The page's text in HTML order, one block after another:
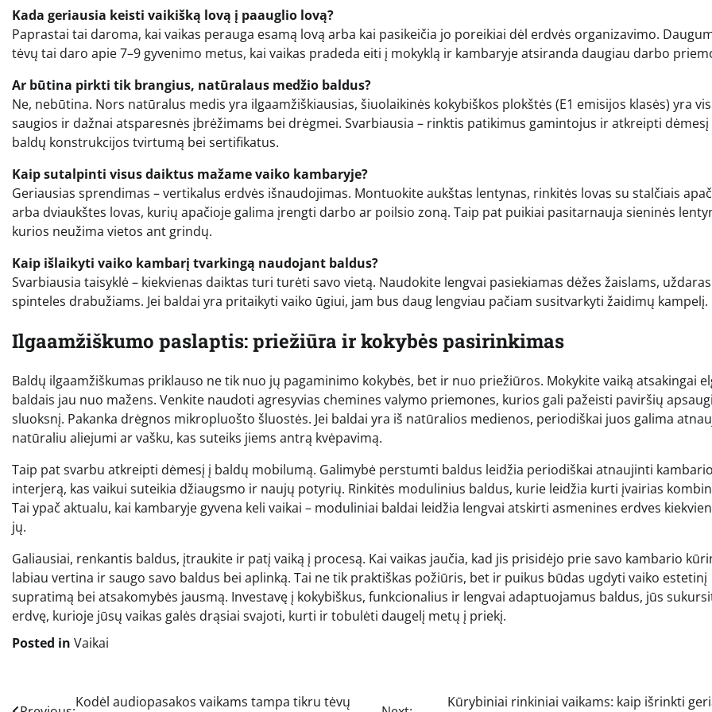
Kada geriausia keisti vaikišką lovą į paauglio lovą?
Paprastai tai daroma, kai vaikas perauga esamą lovą arba kai pasikeičia jo poreikiai dėl erdvės organizavimo.
tėvų tai daro apie 7–9 gyvenimo metus, kai vaikas pradeda eiti į mokyklą ir kambaryje atsiranda daugiau darbo
Ar būtina pirkti tik brangius, natūralaus medžio baldus?
Ne, nebūtina. Nors natūralus medis yra ilgaamžiškiausias, šiuolaikinės kokybiškos plokštės (E1 emisijos klasės) yra
saugios ir dažnai atsparesnės įbrėžimams bei drėgmei. Svarbiausia – rinktis patikimus gamintojus ir atkreipti dėmesį
baldų konstrukcijos tvirtumą bei sertifikatus.
Kaip sutalpinti visus daiktus mažame vaiko kambaryje?
Geriausias sprendimas – vertikalus erdvės išnaudojimas. Montuokite aukštas lentynas, rinkitės lovas su stalčiais
arba dviaukštes lovas, kurių apačioje galima įrengti darbo ar poilsio zoną. Taip pat puikiai pasitarnauja sieninės
kurios neužima vietos ant grindų.
Kaip išlaikyti vaiko kambarį tvarkingą naudojant baldus?
Svarbiausia taisyklė – kiekvienas daiktas turi turėti savo vietą. Naudokite lengvai pasiekiamas dėžes žaislams, uždaras
spinteles drabužiams. Jei baldai yra pritaikyti vaiko ūgiui, jam bus daug lengviau pačiam susitvarkyti žaidimų kampelį.
Ilgaamžiškumo paslaptis: priežiūra ir kokybės pasirinkimas
Baldų ilgaamžiškumas priklauso ne tik nuo jų pagaminimo kokybės, bet ir nuo priežiūros. Mokykite vaiką atsakingai
baldais jau nuo mažens. Venkite naudoti agresyvias chemines valymo priemones, kurios gali pažeisti paviršių
sluoksnį. Pakanka drėgnos mikropluošto šluostės. Jei baldai yra iš natūralios medienos, periodiškai juos galima
natūraliu aliejumi ar vašku, kas suteiks jiems antrą kvėpavimą.
Taip pat svarbu atkreipti dėmesį į baldų mobilumą. Galimybė perstumti baldus leidžia periodiškai atnaujinti kambario
interjerą, kas vaikui suteikia džiaugsmo ir naujų potyrių. Rinkitės modulinius baldus, kurie leidžia kurti įvairias
Tai ypač aktualu, kai kambaryje gyvena keli vaikai – moduliniai baldai leidžia lengvai atskirti asmenines erdves
jų.
Galiausiai, renkantis baldus, įtraukite ir patį vaiką į procesą. Kai vaikas jaučia, kad jis prisidėjo prie savo kambario
labiau vertina ir saugo savo baldus bei aplinką. Tai ne tik praktiškas požiūris, bet ir puikus būdas ugdyti vaiko estetinį
supratimą bei atsakomybės jausmą. Investavę į kokybiškus, funkcionalius ir lengvai adaptuojamus baldus, jūs
erdvę, kurioje jūsų vaikas galės drąsiai svajoti, kurti ir tobulėti daugelį metų į priekį.
Posted in Vaikai
NavigacijaKodėl audiopasakos vaikams tampa tikru tėvų
Kūrybiniai rinkiniai vaikams: kaip išrinkti